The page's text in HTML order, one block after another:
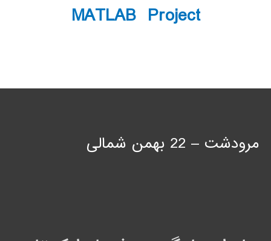
MATLAB Project
مرودشت – 22 بهمن شمالی